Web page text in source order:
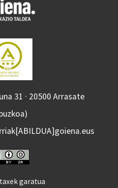
31 · 20500 Arrasate
garatua